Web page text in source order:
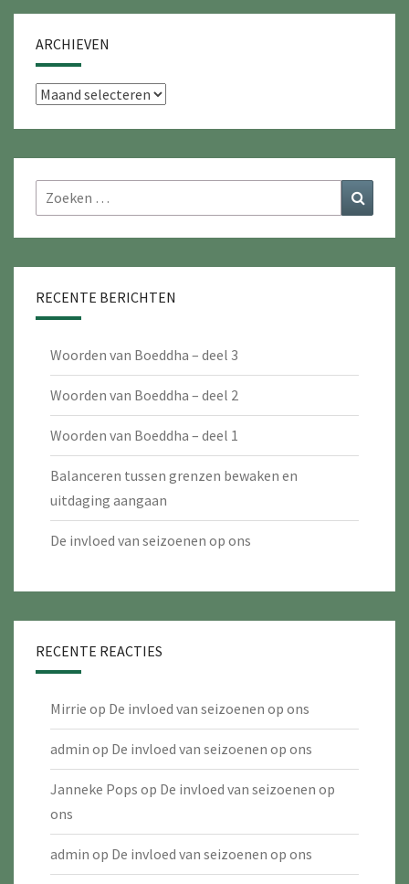
ARCHIEVEN
Archieven
Zoeken
naar:
RECENTE BERICHTEN
Woorden van Boeddha – deel 3
Woorden van Boeddha – deel 2
Woorden van Boeddha – deel 1
Balanceren tussen grenzen bewaken en
uitdaging aangaan
De invloed van seizoenen op ons
RECENTE REACTIES
Mirrie op De invloed van seizoenen op ons
admin op De invloed van seizoenen op ons
Janneke Pops op De invloed van seizoenen op
ons
admin op De invloed van seizoenen op ons